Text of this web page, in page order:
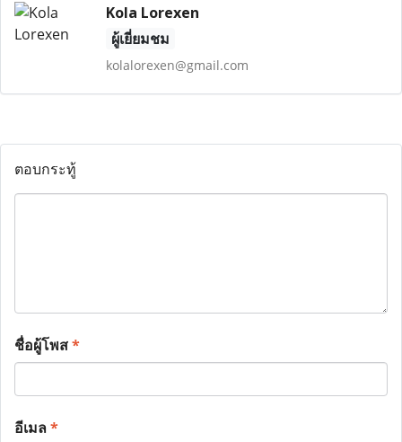
Kola Lorexen
ผู้เยี่ยมชม
kolalorexen@gmail.com
ตอบกระทู้
ชื่อผู้โพส*
อีเมล*